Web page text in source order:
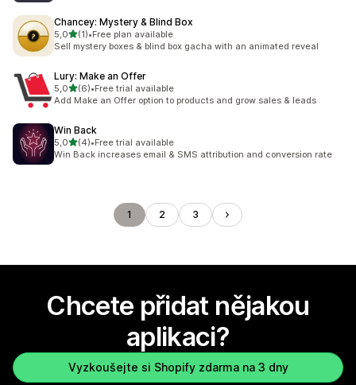
Chancey: Mystery & Blind Box
5,0z 5 hvězd
(1)
Celkový počet recenzí: 1
•Free plan available
Sell mystery boxes & blind box gacha with an animated reveal
Lury: Make an Offer
5,0z 5 hvězd
(6)
Celkový počet recenzí: 6
•Free trial available
Add Make an Offer option to products and grow sales & leads
Win Back
5,0z 5 hvězd
(4)
Celkový počet recenzí: 4
•Free trial available
Win Back increases email & SMS attribution and conversion rate
1 2 3
Chcete přidat nějakou
aplikaci?
Vyzkoušejte si Shopify zdarma na 3 dny